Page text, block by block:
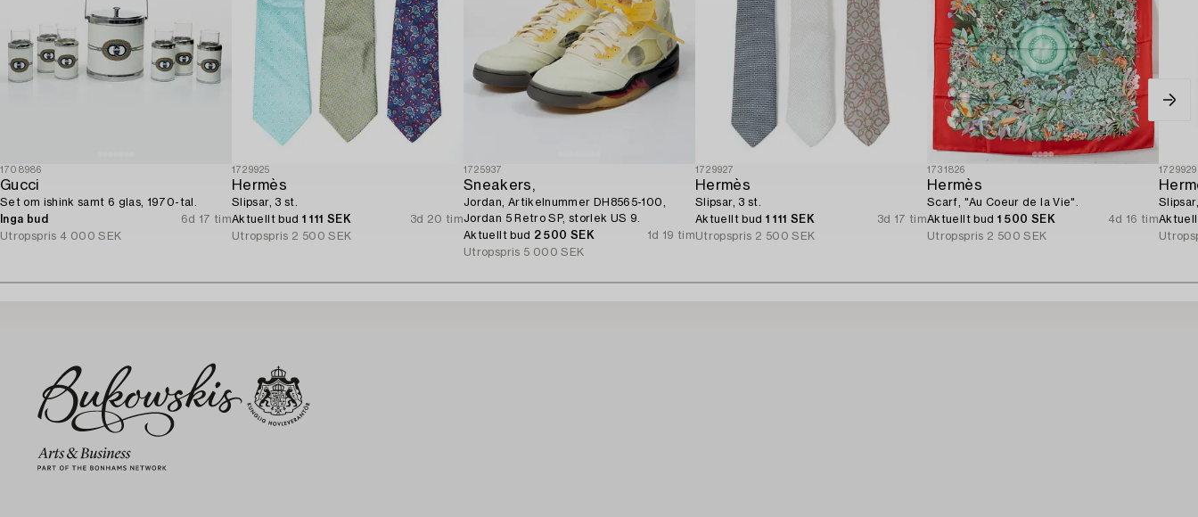
1708986
Gucci
Set om ishink samt 6 glas, 1970-tal.
Inga bud
6d 17 tim
Utropspris 4 000 SEK
1729925
Hermès
Slipsar, 3 st.
Aktuellt bud 1 111 SEK
3d 20 tim
Utropspris 2 500 SEK
1725937
Sneakers,
Jordan, Artikelnummer DH8565-100,
Jordan 5 Retro SP, storlek US 9.
Aktuellt bud 2 500 SEK
1d 19 tim
Utropspris 5 000 SEK
1729927
Hermès
Slipsar, 3 st.
Aktuellt bud 1 111 SEK
3d 17 tim
Utropspris 2 500 SEK
1731826
Hermès
Scarf, "Au Coeur de la Vie".
Aktuellt bud 1 500 SEK
4d 16 tim
Utropspris 2 500 SEK
1729929